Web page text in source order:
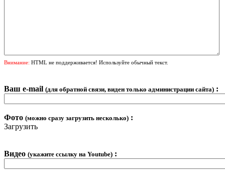
Внимание: HTML не поддерживается! Используйте обычный текст.
Ваш e-mail (для обратной связи, виден только администрации сайта) :
Фото (можно сразу загрузить несколько) :
Загрузить
Видео (укажите ссылку на Youtube) :